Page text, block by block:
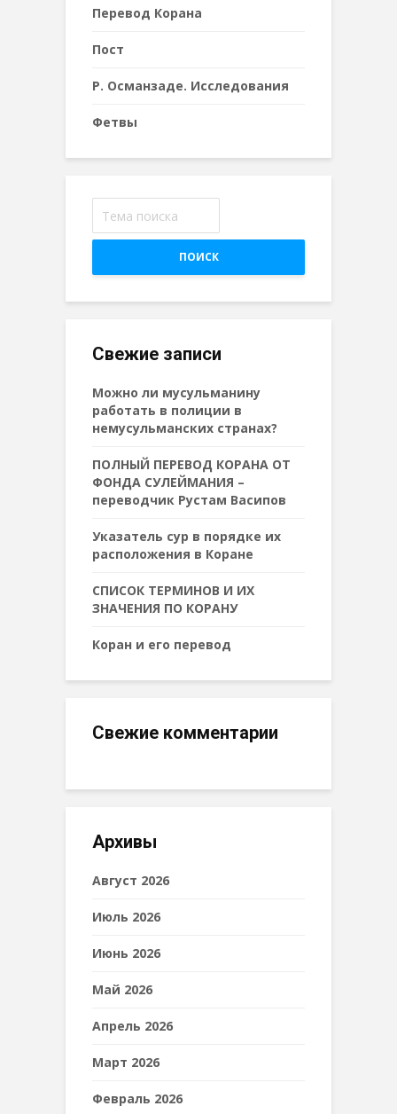
Перевод Корана
Пост
Р. Османзаде. Исследования
Фетвы
ПОИСК
Свежие записи
Можно ли мусульманину
работать в полиции в
немусульманских странах?
ПОЛНЫЙ ПЕРЕВОД КОРАНА ОТ
ФОНДА СУЛЕЙМАНИЯ –
переводчик Рустам Васипов
Указатель сур в порядке их
расположения в Коране
СПИСОК ТЕРМИНОВ И ИХ
ЗНАЧЕНИЯ ПО КОРАНУ
Коран и его перевод
Свежие комментарии
Архивы
Август 2026
Июль 2026
Июнь 2026
Май 2026
Апрель 2026
Март 2026
Февраль 2026